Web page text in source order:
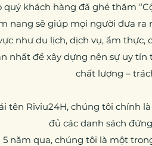
quý khách hàng đã ghé thăm
nang sẽ giúp mọi người đưa
như du lịch, dịch vụ, ẩm
nhất để xây dựng nên sự uy tín
chất lượng –
tên Riviu24H, chúng tôi chính
đủ các danh sách
5 năm qua, chúng tôi là một